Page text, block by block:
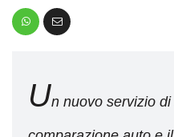
Un nuovo servizio